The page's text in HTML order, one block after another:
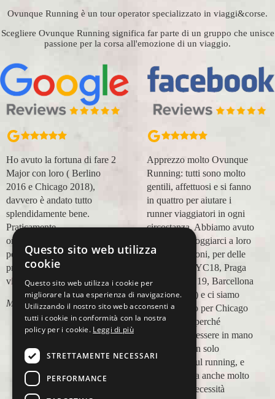
Ovunque Running è un tour operator specializzato in viaggi&corse.
Scegliere Ovunque Running significa far parte di un gruppo che unisce
passione per la corsa all'emozione di un viaggio.
Apprezzo molto Ovunque
Running: tutti sono molto
gentili, affettuosi e si fanno
in quattro per aiutare i
runner viaggiatori in ogni
circostanza. Abbiamo avuto
modo di appoggiarci a loro
in più occasioni, per delle
maratone (NYC18, Praga
19, Valencia 19, Barcellona
21, NYC 22) e ci siamo
affidati a loro per Chicago
23 (ottobre) perché
sappiamo di essere in mano
a persone non solo
competenti sul running, e
sulle città, ma anche molto
attente alle necessità
Organizzazione perfetta,
accompagnatori super
(Massimo e Anna). Prima
esperienza con voi molto
positiva! Alla prossima e
grazie!
Lara Buranti
Questo sito web utilizza
cookie
Questo sito web utilizza i cookie per
migliorare la tua esperienza di navigazione.
Utilizzando il nostro sito web acconsenti a
tutti i cookie in conformità con la nostra
policy per i cookie. Leggi di più
STRETTAMENTE NECESSARI
PERFORMANCE